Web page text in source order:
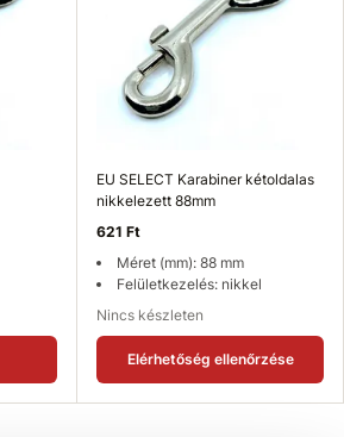
EU SELECT Karabiner kétoldalas
nikkelezett 88mm
621 Ft
Méret (mm): 88 mm
Felületkezelés: nikkel
Nincs készleten
Elérhetőség ellenőrzése